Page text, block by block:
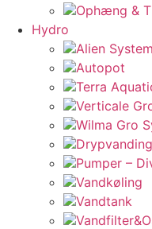
Ophæng &
Hydro
Alien
Autopot
Terra
Verticale
Wilma Gro
Drypvanding
Pumper –
Vandkøling
Vandtank